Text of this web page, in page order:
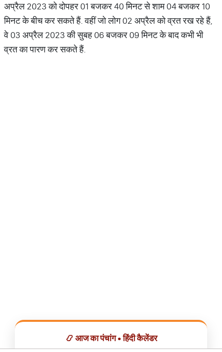
अप्रैल 2023 को दोपहर 01 बजकर 40 मिनट से शाम 04 बजकर 10
मिनट के बीच कर सकते हैं. वहीं जो लोग 02 अप्रैल को व्रत रख रहे हैं,
वे 03 अप्रैल 2023 की सुबह 06 बजकर 09 मिनट के बाद कभी भी
व्रत का पारण कर सकते हैं.
📿 आज का पंचांग • हिंदी कैलेंडर